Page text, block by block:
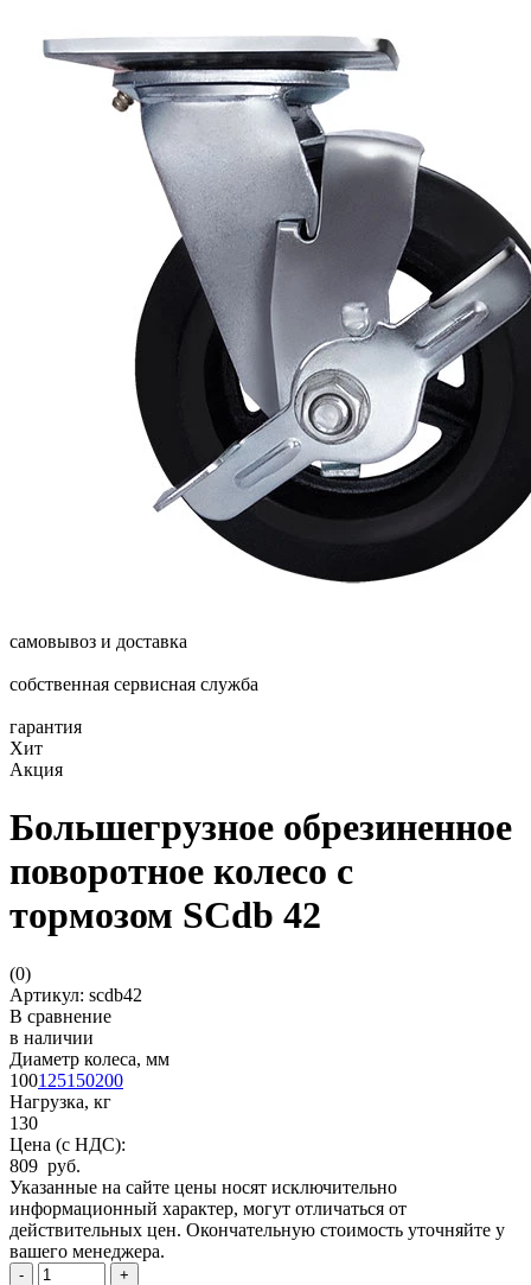
самовывоз и доставка
собственная сервисная служба
гарантия
Хит
Акция
Большегрузное обрезиненное
поворотное колесо с
тормозом SCdb 42
(0)
Артикул: scdb42
В сравнение
в наличии
Диаметр колеса, мм
100125150200
Нагрузка, кг
130
Цена (с НДС):
809 руб.
Указанные на сайте цены носят исключительно
информационный характер, могут отличаться от
действительных цен. Окончательную стоимость уточняйте у
вашего менеджера.
- +